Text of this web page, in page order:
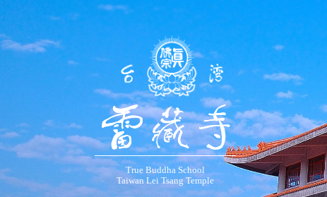
True Buddha School
Taiwan Lei Tsang Temple